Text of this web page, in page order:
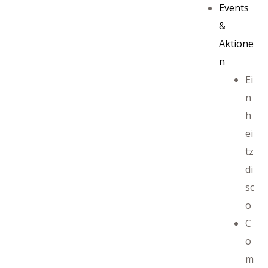
Events
&
Aktione
n
Ei
n
h
ei
tz
di
sc
o
C
o
m